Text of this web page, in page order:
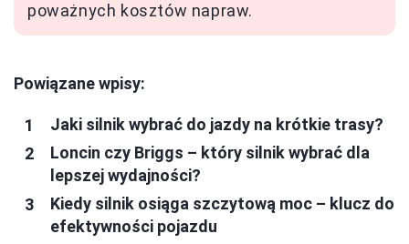
poważnych kosztów napraw.
Powiązane wpisy:
Jaki silnik wybrać do jazdy na krótkie trasy?
Loncin czy Briggs – który silnik wybrać dla
lepszej wydajności?
Kiedy silnik osiąga szczytową moc – klucz do
efektywności pojazdu